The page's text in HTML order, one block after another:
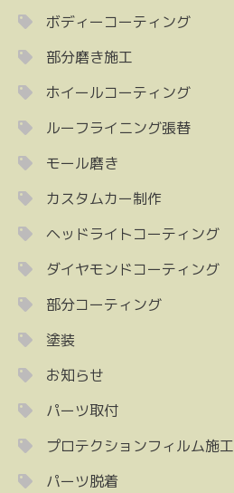
ボディーコーティング
部分磨き施工
ホイールコーティング
ルーフライニング張替
モール磨き
カスタムカー制作
ヘッドライトコーティング
ダイヤモンドコーティング
部分コーティング
塗装
お知らせ
パーツ取付
プロテクションフィルム施工
パーツ脱着